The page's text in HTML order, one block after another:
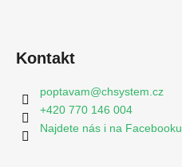
Kontakt
poptavam@chsystem.cz
+420 770 146 004
Najdete nás i na Facebooku